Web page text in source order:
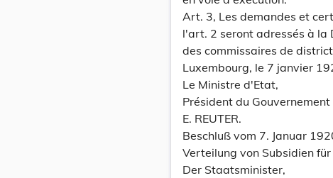
Art. 3, Les demandes et
l'art. 2 seront adressés à
des commissaires de
Luxembourg, le 7 janvier
Le Ministre d'Etat,
Président du Gouvernement
E. REUTER.
Beschluß vom 7. Januar
Verteilung von Subsidien
Der Staatsminister,